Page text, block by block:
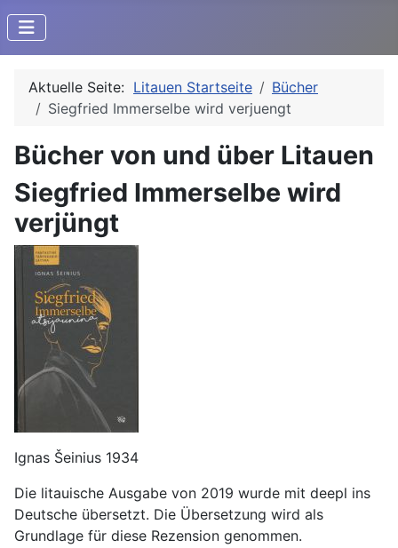
Aktuelle Seite: Litauen Startseite
Bücher
Siegfried Immerselbe wird verjuengt
Bücher von und über Litauen
Siegfried Immerselbe wird
verjüngt
Ignas Šeinius 1934
Die litauische Ausgabe von 2019 wurde mit deepl ins
Deutsche übersetzt. Die Übersetzung wird als
Grundlage für diese Rezension genommen.